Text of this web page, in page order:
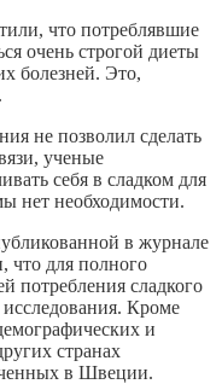
что потреблявшие
очень строгой диеты
болезней. Это,
не позволил сделать
ученые
себя в сладком для
нет необходимости.
в журнале
что для полного
потребления сладкого
Кроме
и
странах
в Швеции.